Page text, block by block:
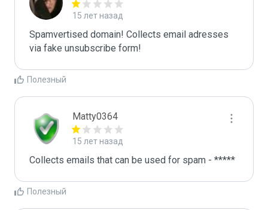
15 лет назад
Spamvertised domain! Collects email adresses
via fake unsubscribe form!
Полезный
Matty0364
15 лет назад
Collects emails that can be used for spam - *****
Полезный